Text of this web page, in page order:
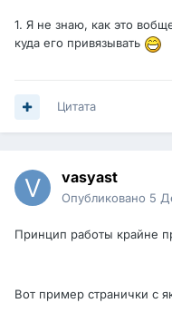
1. Я не знаю, как это
куда его привязывать
Цитата
vasyast
Опубликовано 5
Принцип работы крайне
Вот пример странички с